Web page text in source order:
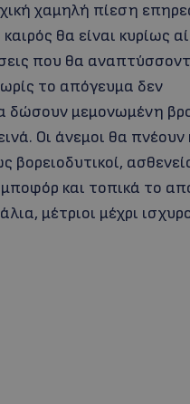
χαμηλή πίεση
θα είναι κυρίως
που θα
το απόγευμα δεν
δώσουν μεμονωμένη
Οι άνεμοι θα πνέουν
βορειοδυτικοί,
μποφόρ και τοπικά το
μέτριοι μέχρι